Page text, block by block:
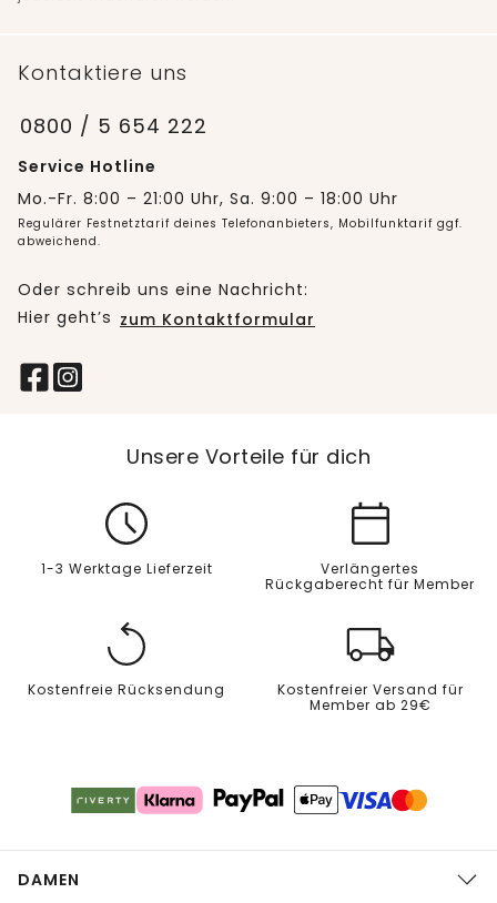
Kontaktiere uns
0800 / 5 654 222
Service Hotline
Mo.-Fr. 8:00 – 21:00 Uhr, Sa. 9:00 – 18:00 Uhr
Regulärer Festnetztarif deines Telefonanbieters, Mobilfunktarif ggf.
abweichend.
Oder schreib uns eine Nachricht:
Hier geht’s zum Kontaktformular
Unsere Vorteile für dich
1-3 Werktage Lieferzeit
Verlängertes
Rückgaberecht für Member
Kostenfreie Rücksendung
Kostenfreier Versand für
Member ab 29€
DAMEN